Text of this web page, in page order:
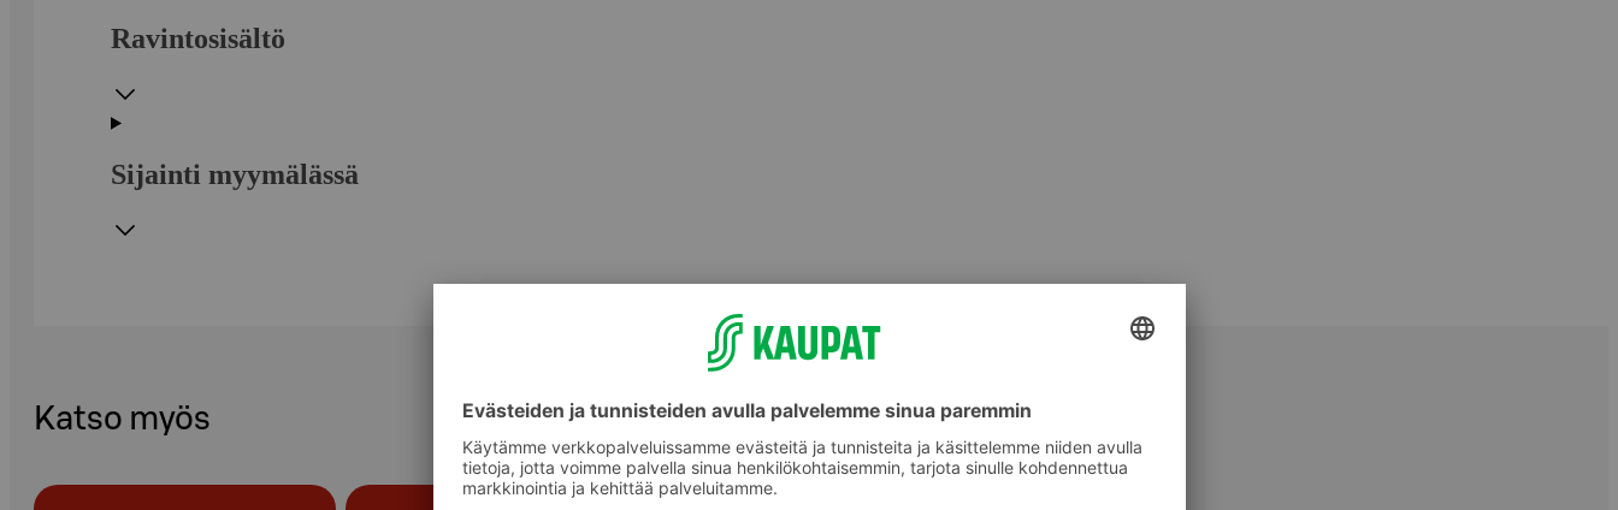
Ravintosisältö
Sijainti myymälässä
Katso myös